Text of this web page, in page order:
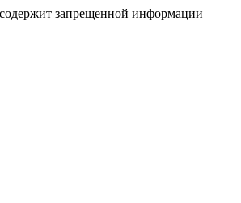
запрещенной информации